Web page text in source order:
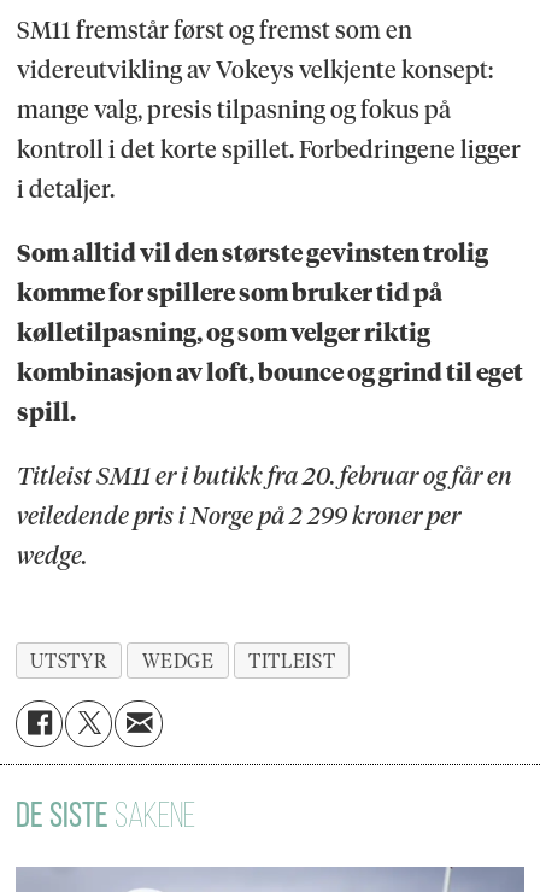
SM11 fremstår først og fremst som en
videreutvikling av Vokeys velkjente konsept:
mange valg, presis tilpasning og fokus på
kontroll i det korte spillet. Forbedringene ligger
i detaljer.
Som alltid vil den største gevinsten trolig
komme for spillere som bruker tid på
kølletilpasning, og som velger riktig
kombinasjon av loft, bounce og grind til eget
spill.
Titleist SM11 er i butikk fra 20. februar og får en
veiledende pris i Norge på 2 299 kroner per
wedge.
UTSTYR WEDGE TITLEIST
DE SISTE SAKENE